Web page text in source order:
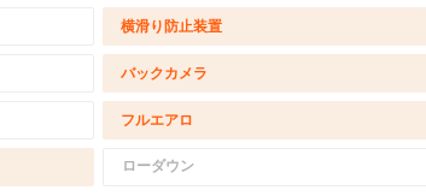
横滑り防止装置
バックカメラ
フルエアロ
ローダウン